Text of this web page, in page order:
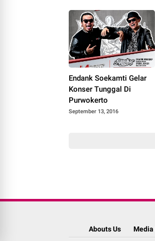
Endank Soekamti Gelar
Konser Tunggal Di
Purwokerto
September 13, 2016
Abouts Us Media